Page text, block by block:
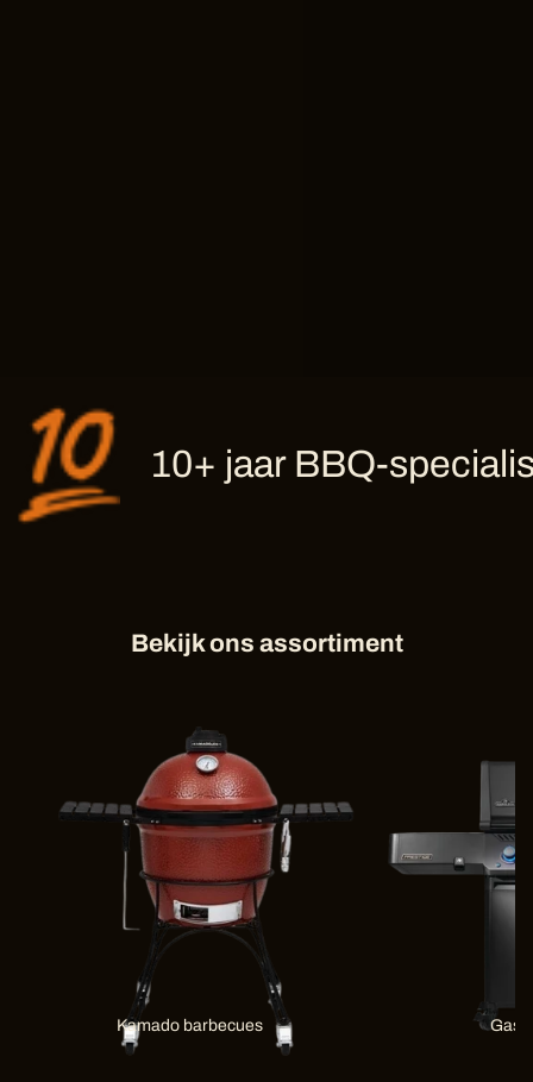
10+ jaar BBQ-
Bekijk ons assortiment
Kamado barbecues Gas